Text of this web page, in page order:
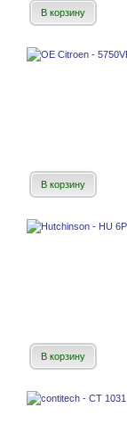
В корзину
В корзину
В корзину